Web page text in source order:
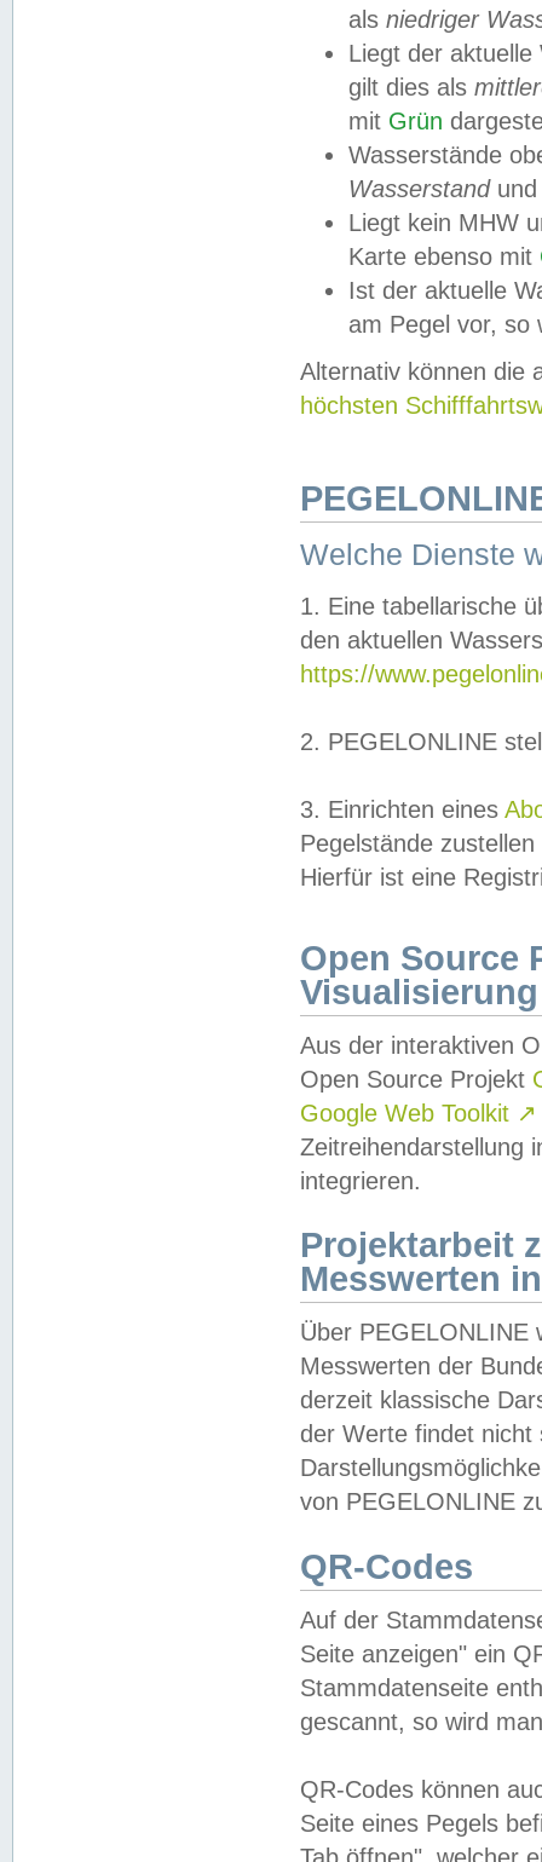
als niedriger
Liegt der
gilt dies als
mit Grün
Wasserstände
Wasserstandund
Liegt kein MHW
Karte ebenso mit
Ist der aktuelle
am Pegel vor,
Alternativ können die
höchsten
Welche Dienste
1. Eine tabellarische
den aktuellen
https://
2. PEGELONLINE
3. Einrichten eines
Pegelstände
Hierfür ist eine
Open Source
Visualisierung
Aus der interaktiven
Open Source Projekt
Google Web Toolkit ↗
Zeitreihendarstellung
integrieren.
Projektarbeit
Messwerten
Über PEGELONLINE
Messwerten der
derzeit klassische
der Werte findet
von PEGELONLINE
QR-Codes
Auf der
Seite anzeigen" ein
Stammdatenseite
gescannt, so wird
QR-Codes können
Seite eines Pegels